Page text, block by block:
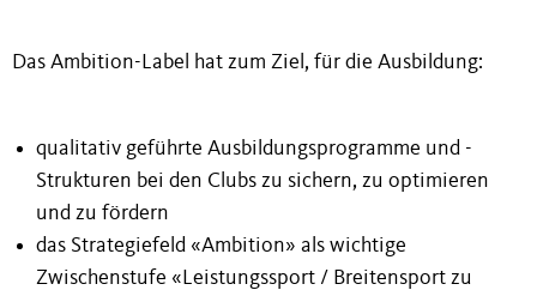
Das Ambition-Label hat zum Ziel, für die Ausbildung:
qualitativ geführte Ausbildungsprogramme und -
Strukturen bei den Clubs zu sichern, zu optimieren
und zu fördern
das Strategiefeld «Ambition» als wichtige
Zwischenstufe «Leistungssport / Breitensport zu